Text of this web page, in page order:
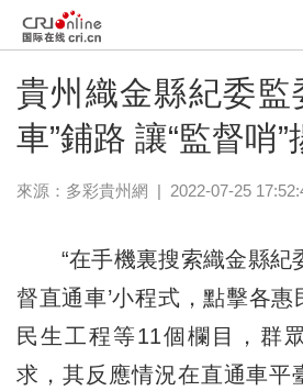
貴州織金縣紀委監
車”鋪路 讓“監督哨”
來源： 多彩貴州網 | 2022-07-25
“在手機裏搜索織金縣紀
督直通車’小程式，點擊各惠
民生工程等11個欄目，群
求，其反應情況在直通車平